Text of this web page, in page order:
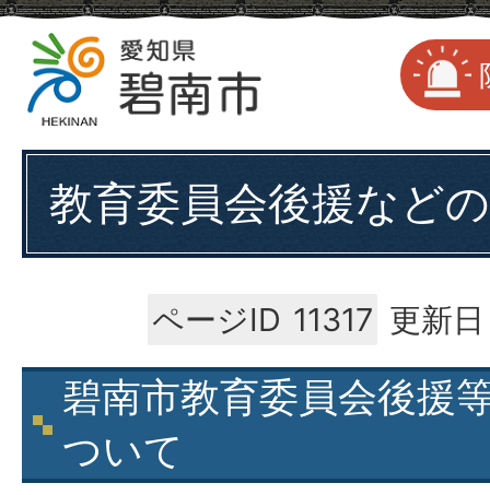
教育委員会後援など
ページID 11317 更新
碧南市教育委員会後援
ついて